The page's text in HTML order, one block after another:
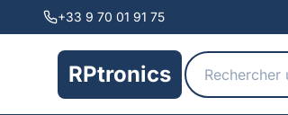
+33 9 70 01 91 75
RPtronics